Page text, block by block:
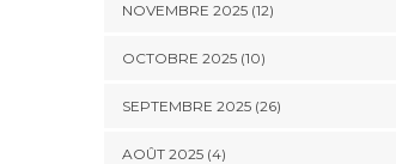
NOVEMBRE 2025 (12)
OCTOBRE 2025 (10)
SEPTEMBRE 2025 (26)
AOÛT 2025 (4)